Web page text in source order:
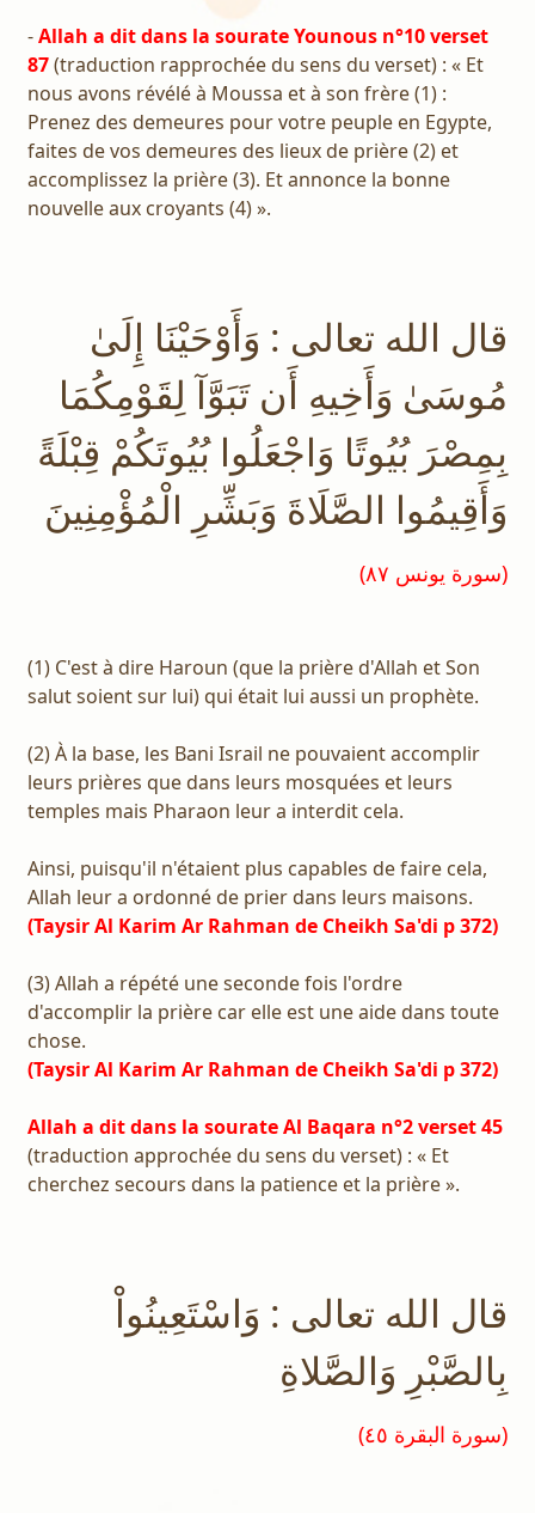
-Allah a dit dans la sourate Younous n°10 verset
87(traduction rapprochée du sens du verset) : « Et
nous avons révélé à Moussa et à son frère (1) :
Prenez des demeures pour votre peuple en Egypte,
faites de vos demeures des lieux de prière (2) et
accomplissez la prière (3). Et annonce la bonne
nouvelle aux croyants (4) ».
قال الله تعالى : وَأَوْحَيْنَا إِلَىٰ
مُوسَىٰ وَأَخِيهِ أَن تَبَوَّآ لِقَوْمِكُمَا
بِمِصْرَ بُيُوتًا وَاجْعَلُوا بُيُوتَكُمْ قِبْلَةً
وَأَقِيمُوا الصَّلَاةَ وَبَشِّرِ الْمُؤْمِنِينَ
(سورة يونس ٨٧)
(1) C'est à dire Haroun (que la prière d'Allah et Son
salut soient sur lui) qui était lui aussi un prophète.
(2) À la base, les Bani Israil ne pouvaient accomplir
leurs prières que dans leurs mosquées et leurs
temples mais Pharaon leur a interdit cela.
Ainsi, puisqu'il n'étaient plus capables de faire cela,
Allah leur a ordonné de prier dans leurs maisons.
(Taysir Al Karim Ar Rahman de Cheikh Sa'di p 372)
(3) Allah a répété une seconde fois l'ordre
d'accomplir la prière car elle est une aide dans toute
chose.
(Taysir Al Karim Ar Rahman de Cheikh Sa'di p 372)
Allah a dit dans la sourate Al Baqara n°2 verset 45
(traduction approchée du sens du verset) : « Et
cherchez secours dans la patience et la prière ».
قال الله تعالى : وَاسْتَعِينُواْ
بِالصَّبْرِ وَالصَّلاةِ
(سورة البقرة ٤٥)